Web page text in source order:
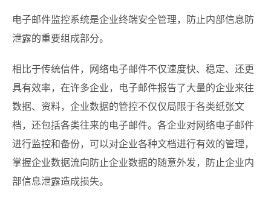
电子邮件监控系统是企业终端安全管理，防止内部信息防
泄露的重要组成部分。
相比于传统信件，网络电子邮件不仅速度快、稳定、还更
具有效率，在许多企业，电子邮件报告了大量的企业来往
数据、资料，企业数据的管控不仅仅局限于各类纸张文
档，还包括各类往来的电子邮件。各企业对网络电子邮件
进行监控和备份，可以对企业各种文档进行有效的管理，
掌握企业数据流向防止企业数据的随意外发，防止企业内
部信息泄露造成损失。